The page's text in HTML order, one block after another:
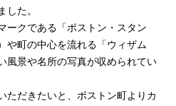
した。
ークである「ボストン・スタン
や町の中心を流れる「ウィザム
風景や名所の写真が収められてい
ただきたいと、ボストン町よりカ